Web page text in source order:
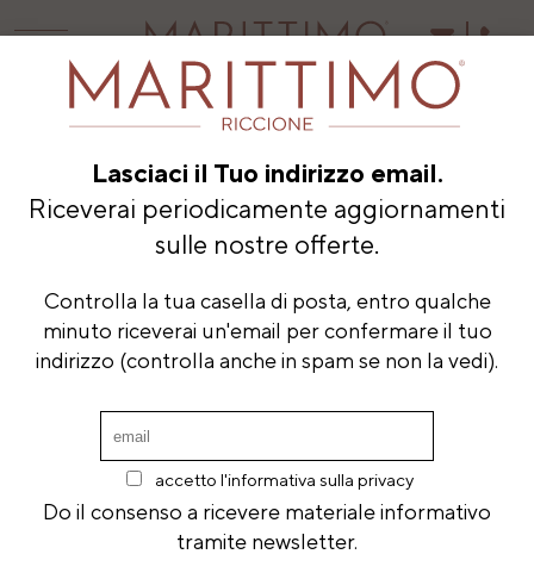
Lasciaci il Tuo indirizzo email.
Riceverai periodicamente aggiornamenti
sulle nostre offerte.
Controlla la tua casella di posta, entro qualche
minuto riceverai un'email per confermare il tuo
indirizzo (controlla anche in spam se non la vedi).
accetto l'informativa sulla privacy
Do il consenso a ricevere materiale informativo
tramite newsletter.